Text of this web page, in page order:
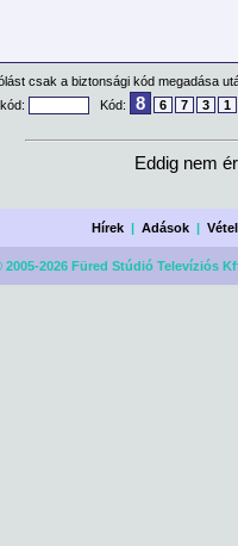
csak a biztonsági kód megadása
Kód: 8 6 7 3 1
Eddig nem
Hírek |Adások |
2026 Füred Stúdió Televíziós